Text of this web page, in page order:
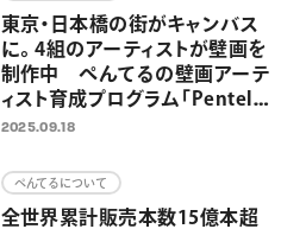
東京・日本橋の街がキャンバス
に。4組のアーティストが壁画を
制作中 ぺんてるの壁画アーテ
ィスト育成プログラム「Pentel
× Mural Rookies Project」第2
2025.09.18
ぺんてるについて
全世界累計販売本数15億本超